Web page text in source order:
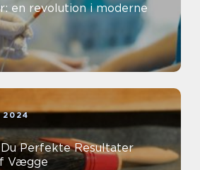
en revolution i moderne
2024
Perfekte Resultater
Vægge